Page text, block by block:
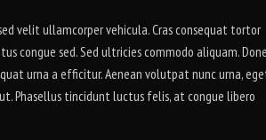
velit ullamcorper vehicula. Cras consequat tortor
congue sed. Sed ultricies commodo aliquam.
urna a efficitur. Aenean volutpat nunc urna,
Phasellus tincidunt luctus felis, at congue libero